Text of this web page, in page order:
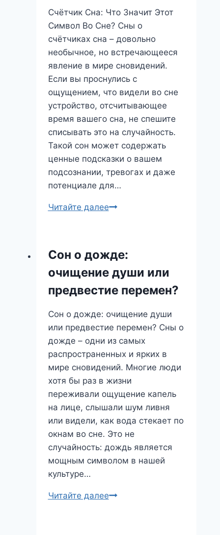
Счётчик Сна: Что Значит Этот
Символ Во Сне? Сны о
счётчиках сна – довольно
необычное, но встречающееся
явление в мире сновидений.
Если вы проснулись с
ощущением, что видели во сне
устройство, отсчитывающее
время вашего сна, не спешите
списывать это на случайность.
Такой сон может содержать
ценные подсказки о вашем
подсознании, тревогах и даже
потенциале для…
Читайте далееСчётчик
Этот
Символ
Во
Сон о дожде:
очищение души или
предвестие перемен?
Сон о дожде: очищение души
или предвестие перемен? Сны о
дожде – одни из самых
распространенных и ярких в
мире сновидений. Многие люди
хотя бы раз в жизни
переживали ощущение капель
на лице, слышали шум ливня
или видели, как вода стекает по
окнам во сне. Это не
случайность: дождь является
мощным символом в нашей
культуре…
Читайте далееСон